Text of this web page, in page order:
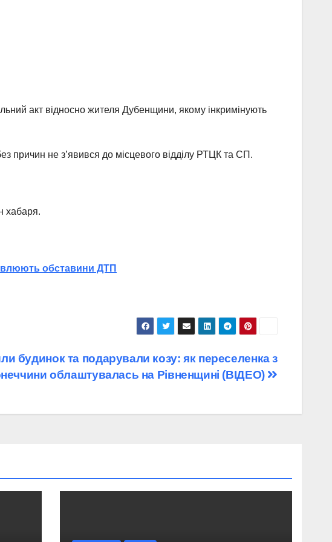
акт відносно жителя Дубенщини, якому інкримінують
причин не з’явився до місцевого відділу РТЦК та СП.
хабаря.
обставини ДТП
будинок та подарували козу: як переселенка з
облаштувалась на Рівненщині (ВІДЕО)